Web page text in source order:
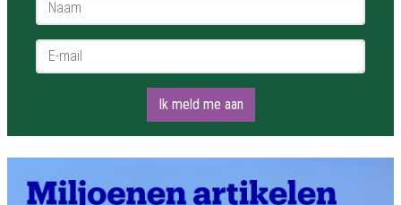
E-mail *
Ik meld me aan